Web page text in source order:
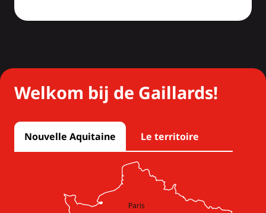
Welkom bij de Gaillards!
Nouvelle Aquitaine Le territoire